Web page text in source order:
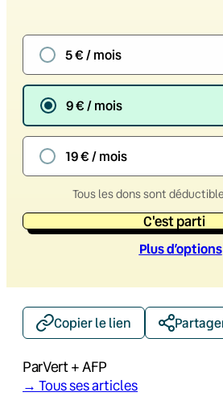
5 € / mois
9 € / mois
19 € / mois
Tous les dons sont
C'est parti
Plus d’options
Copier le lien
ParVert + AFP
→ Tous ses articles